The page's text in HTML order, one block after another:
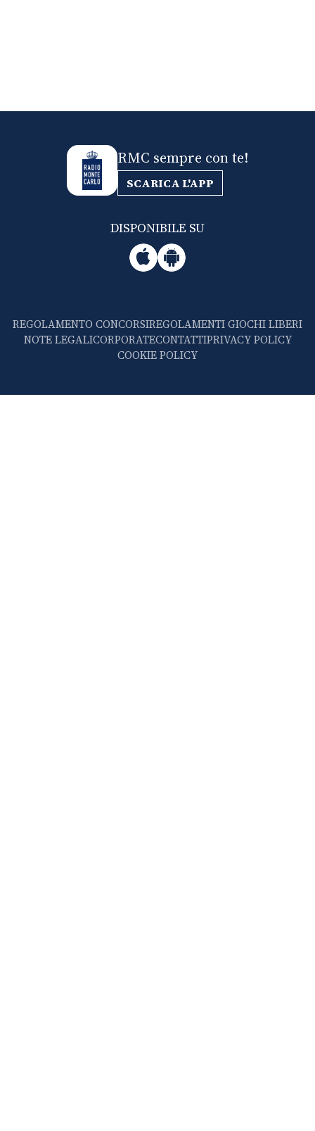
RMC sempre con te!
SCARICA L'APP
DISPONIBILE SU
REGOLAMENTO CONCORSIREGOLAMENTI GIOCHI LIBERI
NOTE LEGALICORPORATECONTATTIPRIVACY POLICY
COOKIE POLICY